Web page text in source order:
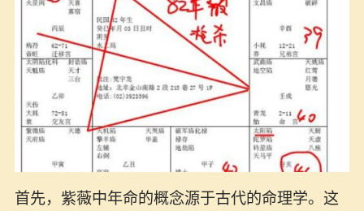
首先，紫薇中年命的概念源于古代的命理学。这